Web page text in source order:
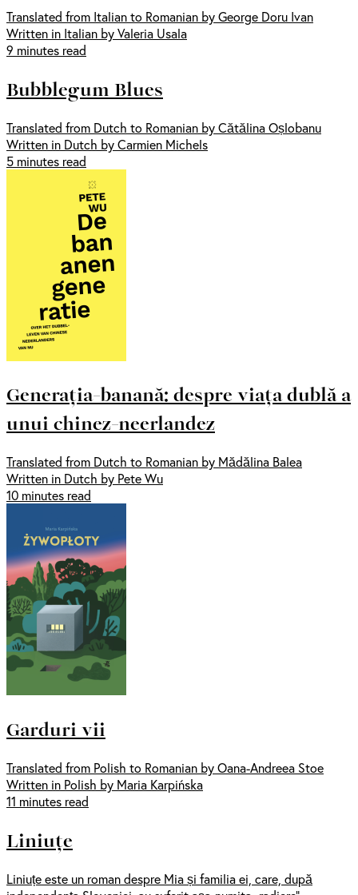
Translated from Italian to Romanian by George Doru Ivan
Written in Italian by Valeria Usala
9 minutes read
Bubblegum Blues
Translated from Dutch to Romanian by Cătălina Oșlobanu
Written in Dutch by Carmien Michels
5 minutes read
Generația-banană: despre viața dublă a
unui chinez-neerlandez
Translated from Dutch to Romanian by Mădălina Balea
Written in Dutch by Pete Wu
10 minutes read
Garduri vii
Translated from Polish to Romanian by Oana-Andreea Stoe
Written in Polish by Maria Karpińska
11 minutes read
Liniuțe
Liniuțe este un roman despre Mia și familia ei, care, după